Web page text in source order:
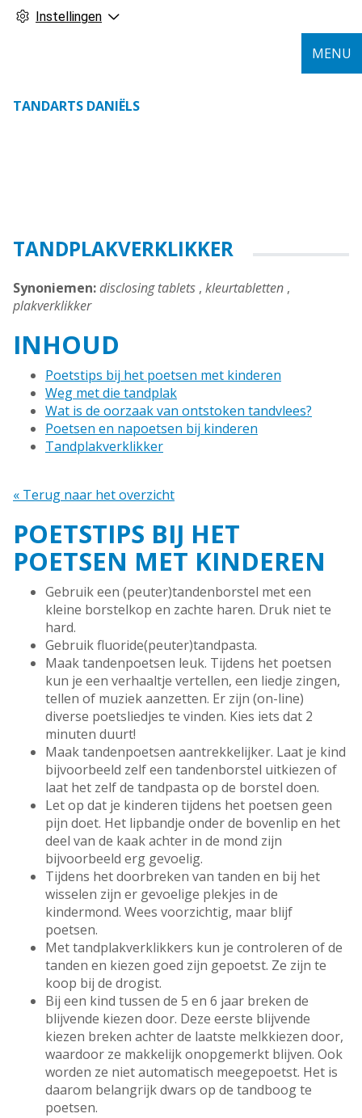
Instellingen
TANDARTS DANIËLS
MENU
TANDPLAKVERKLIKKER
Synoniemen:disclosing tablets , kleurtabletten ,
plakverklikker
INHOUD
Poetstips bij het poetsen met kinderen
Weg met die tandplak
Wat is de oorzaak van ontstoken tandvlees?
Poetsen en napoetsen bij kinderen
Tandplakverklikker
« Terug naar het overzicht
POETSTIPS BIJ HET
POETSEN MET KINDEREN
Gebruik een (peuter)tandenborstel met een
kleine borstelkop en zachte haren. Druk niet te
hard.
Gebruik fluoride(peuter)tandpasta.
Maak tandenpoetsen leuk. Tijdens het poetsen
kun je een verhaaltje vertellen, een liedje zingen,
tellen of muziek aanzetten. Er zijn (on-line)
diverse poetsliedjes te vinden. Kies iets dat 2
minuten duurt!
Maak tandenpoetsen aantrekkelijker. Laat je kind
bijvoorbeeld zelf een tandenborstel uitkiezen of
laat het zelf de tandpasta op de borstel doen.
Let op dat je kinderen tijdens het poetsen geen
pijn doet. Het lipbandje onder de bovenlip en het
deel van de kaak achter in de mond zijn
bijvoorbeeld erg gevoelig.
Tijdens het doorbreken van tanden en bij het
wisselen zijn er gevoelige plekjes in de
kindermond. Wees voorzichtig, maar blijf
poetsen.
Met tandplakverklikkers kun je controleren of de
tanden en kiezen goed zijn gepoetst. Ze zijn te
koop bij de drogist.
Bij een kind tussen de 5 en 6 jaar breken de
blijvende kiezen door. Deze eerste blijvende
kiezen breken achter de laatste melkkiezen door,
waardoor ze makkelijk onopgemerkt blijven. Ook
worden ze niet automatisch meegepoetst. Het is
daarom belangrijk dwars op de tandboog te
poetsen.